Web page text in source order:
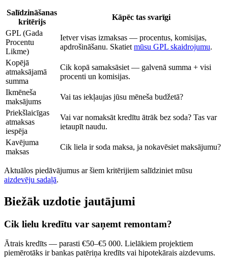
Salīdzināšanas
kritērijs
Kāpēc tas svarīgi
GPL (Gada
Procentu
Likme)
Ietver visas izmaksas — procentus, komisijas,
apdrošināšanu. Skatiet mūsu GPL skaidrojumu.
Kopējā
atmaksājamā
summa
Cik kopā samaksāsiet — galvenā summa + visi
procenti un komisijas.
Ikmēneša
maksājums
Vai tas iekļaujas jūsu mēneša budžetā?
Priekšlaicīgas
atmaksas
iespēja
Vai var nomaksāt kredītu ātrāk bez soda? Tas var
ietaupīt naudu.
Kavējuma
maksas
Cik liela ir soda maksa, ja nokavēsiet maksājumu?
Aktuālos piedāvājumus ar šiem kritērijiem salīdziniet mūsu
aizdevēju sadaļā.
Biežāk uzdotie jautājumi
Cik lielu kredītu var saņemt remontam?
Ātrais kredīts — parasti €50–€5 000. Lielākiem projektiem
piemērotāks ir bankas patēriņa kredīts vai hipotekārais aizdevums.